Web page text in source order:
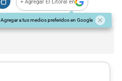
+ Agregar El Litoral en
Agregar a tus medios preferidos en Google